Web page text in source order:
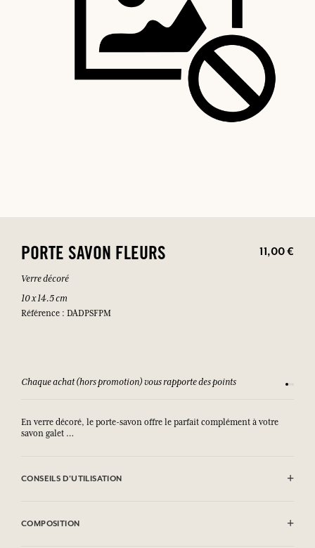
PORTE SAVON FLEURS 11,00 €
Verre décoré
10 x 14.5 cm
Référence : DADPSFPM
Chaque achat (hors promotion) vous rapporte des points
En verre décoré, le porte-savon offre le parfait complément à votre
savon galet …
CONSEILS D'UTILISATION
COMPOSITION